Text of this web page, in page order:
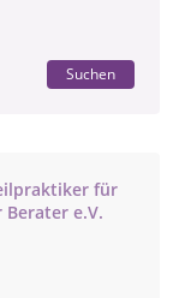
Suchen
für
e.V.